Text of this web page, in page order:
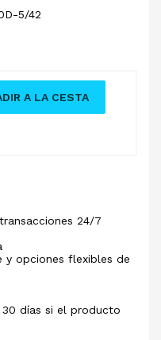
5/42
A LA CESTA
24/7
y opciones flexibles de
días si el producto